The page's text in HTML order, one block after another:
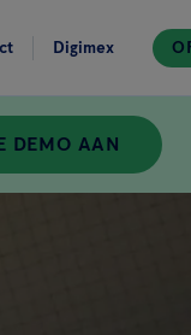
Digimex
DEMO AAN